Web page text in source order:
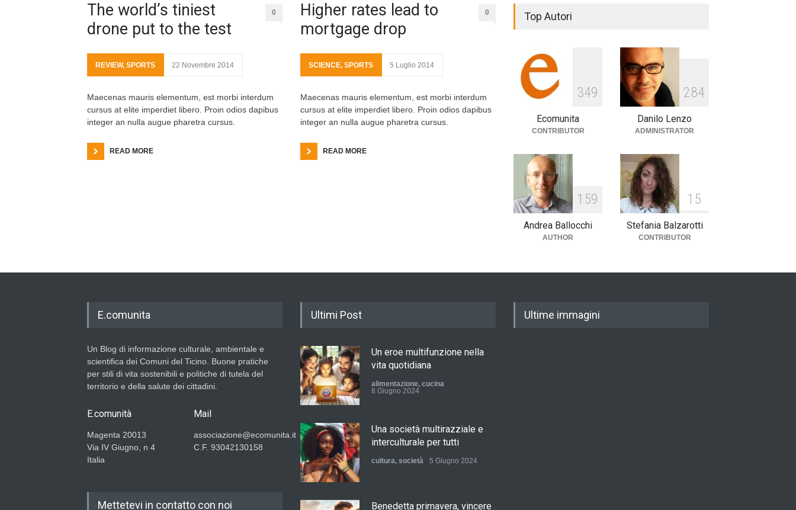
The world’s tiniest
drone put to the test
0
REVIEW, SPORTS 22 Novembre 2014
Maecenas mauris elementum, est morbi interdum
cursus at elite imperdiet libero. Proin odios dapibus
integer an nulla augue pharetra cursus.
READ MORE
Higher rates lead to
mortgage drop
0
SCIENCE, SPORTS 5 Luglio 2014
Maecenas mauris elementum, est morbi interdum
cursus at elite imperdiet libero. Proin odios dapibus
integer an nulla augue pharetra cursus.
READ MORE
Battle over mobile payments
is raging
SPORTS 5 Agosto 2014
Top Autori
349
Ecomunita
CONTRIBUTOR
284
Danilo Lenzo
ADMINISTRATOR
159
Andrea Ballocchi
AUTHOR
15
Stefania Balzarotti
CONTRIBUTOR
E.comunita
Un Blog di informazione culturale, ambientale e
scientifica dei Comuni del Ticino. Buone pratiche
per stili di vita sostenibili e politiche di tutela del
territorio e della salute dei cittadini.
E.comunità
Magenta 20013
Via IV Giugno, n 4
Italia
Mail
associazione@ecomunita.it
C.F. 93042130158
Mettetevi in contatto con noi
Ultimi Post
Un eroe multifunzione nella
vita quotidiana
alimentazione, cucina
8 Giugno 2024
Una società multirazziale e
interculturale per tutti
cultura, società 5 Giugno 2024
Benedetta primavera, vincere
Ultime immagini